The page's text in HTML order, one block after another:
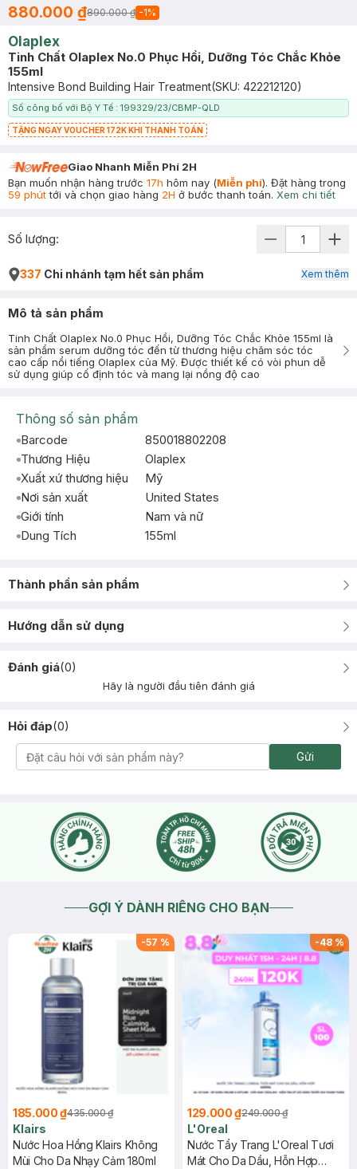
880.000 ₫890.000 ₫ -1%
Olaplex
Tinh Chất Olaplex No.0 Phục Hồi, Dưỡng Tóc Chắc Khỏe
155ml
Intensive Bond Building Hair Treatment(SKU: 422212120)
Số công bố với Bộ Y Tế : 199329/23/CBMP-QLD
TẶNG NGAY VOUCHER 172K KHI THANH TOÁN
Giao Nhanh Miễn Phí 2H
Bạn muốn nhận hàng trước 17h hôm nay (Miễn phí). Đặt hàng trong
59 phúttới và chọn giao hàng 2H ở bước thanh toán. Xem chi tiết
Số lượng:
337 Chi nhánh tạm hết sản phẩm Xem thêm
Mô tả sản phẩm
Tinh Chất Olaplex No.0 Phục Hồi, Dưỡng Tóc Chắc Khỏe 155ml là
sản phẩm serum dưỡng tóc đến từ thương hiệu chăm sóc tóc
cao cấp nổi tiếng Olaplex của Mỹ. Được thiết kế có vòi phun dễ
sử dụng giúp cố định tóc và mang lại nồng độ cao
Thông số sản phẩm
Barcode
850018802208
Thương Hiệu
Olaplex
Xuất xứ thương hiệu
Mỹ
Nơi sản xuất
United States
Giới tính
Nam và nữ
Dung Tích
155ml
Thành phần sản phẩm
Hướng dẫn sử dụng
Đánh giá(0)
Hãy là người đầu tiên đánh giá
Hỏi đáp(0)
Gửi
GỢI Ý DÀNH RIÊNG CHO BẠN
-57 %
185.000 ₫435.000 ₫
Klairs
Nước Hoa Hồng Klairs Không
Mùi Cho Da Nhạy Cảm 180ml
-48%
129.000 ₫249.000 ₫
L'Oreal
Nước Tẩy Trang L'Oreal Tươi
Mát Cho Da Dầu, Hỗn Hợp